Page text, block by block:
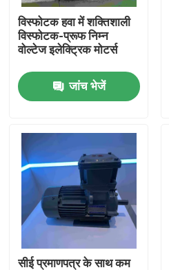
उत्पादों
वीडियो
हमारे बारे में
विस्फोटक हवा में शक्तिशाली
विस्फोटक-प्रूफ निम्न
वोल्टेज इलेक्ट्रिक मोटर्स
जांच भेजें
सीई प्रमाणपत्र के साथ कम